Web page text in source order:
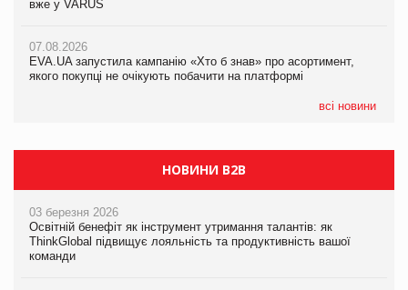
вже у VARUS
07.08.2026
EVA.UA запустила кампанію «Хто б знав» про асортимент,
якого покупці не очікують побачити на платформі
всі новини
Смачна новинка для хвостатих: у VARUS з’явилися паучі
05.08.2026
Мережа супермаркетів VARUS купує мережу магазинів
НОВИНИ B2B
03 березня 2026
Освітній бенефіт як інструмент утримання талантів: як
ThinkGlobal підвищує лояльність та продуктивність вашої
команди